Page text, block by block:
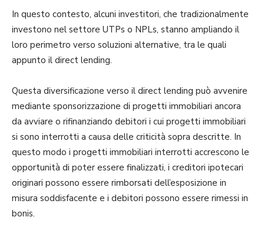
In questo contesto, alcuni investitori, che tradizionalmente
investono nel settore UTPs o NPLs, stanno ampliando il
loro perimetro verso soluzioni alternative, tra le quali
appunto il direct lending.
Questa diversificazione verso il direct lending può avvenire
mediante sponsorizzazione di progetti immobiliari ancora
da avviare o rifinanziando debitori i cui progetti immobiliari
si sono interrotti a causa delle criticità sopra descritte. In
questo modo i progetti immobiliari interrotti accrescono le
opportunità di poter essere finalizzati, i creditori ipotecari
originari possono essere rimborsati dell’esposizione in
misura soddisfacente e i debitori possono essere rimessi in
bonis.